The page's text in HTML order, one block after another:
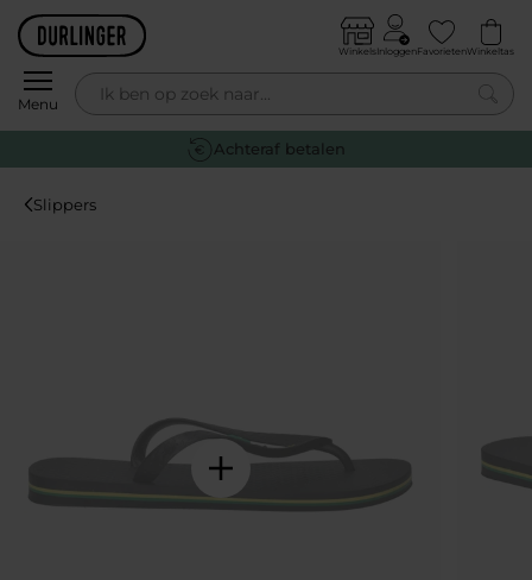
Skip to content
Menu
WinkelsInloggenFavorietenWinkeltas
0
Achteraf betalen
Slippers